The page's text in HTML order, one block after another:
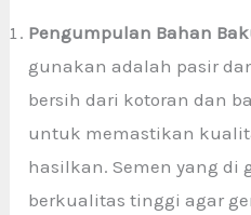
Pengumpulan Bahan
gunakan adalah pasir
bersih dari kotoran dan
untuk memastikan
hasilkan. Semen yang di
berkualitas tinggi agar